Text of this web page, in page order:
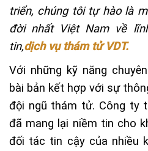
triển, chúng tôi tự hào là
đời nhất Việt Nam về
tin,dịch vụ thám tử VDT.
Với những kỹ năng
bài bản kết hợp với sự
đội ngũ thám tử. Công ty
đã mang lại niềm tin cho
đối tác tin cậy của nhiều